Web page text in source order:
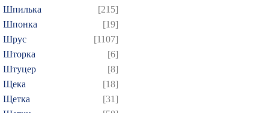
Шпилька
[215]
Шпонка
[19]
Шрус
[1107]
Шторка
[6]
Штуцер
[8]
Щека
[18]
Щетка
[31]